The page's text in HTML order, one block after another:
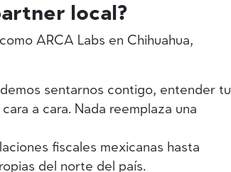
local?
ARCA Labs en Chihuahua,
sentarnos contigo, entender tu
a cara. Nada reemplaza una
fiscales mexicanas hasta
del norte del país.